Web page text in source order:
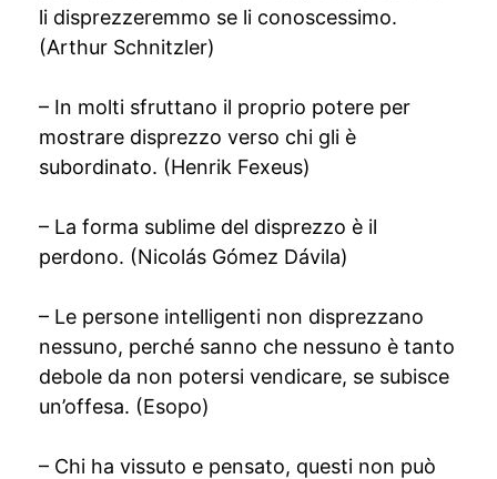
li disprezzeremmo se li conoscessimo.
(Arthur Schnitzler)
– In molti sfruttano il proprio potere per
mostrare disprezzo verso chi gli è
subordinato. (Henrik Fexeus)
– La forma sublime del disprezzo è il
perdono. (Nicolás Gómez Dávila)
– Le persone intelligenti non disprezzano
nessuno, perché sanno che nessuno è tanto
debole da non potersi vendicare, se subisce
un’offesa. (Esopo)
– Chi ha vissuto e pensato, questi non può